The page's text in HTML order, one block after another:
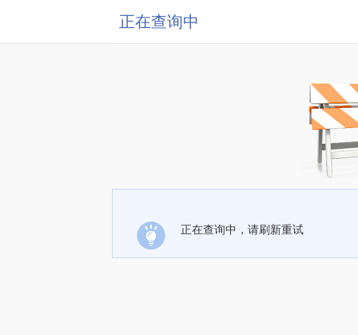
正在查询中
正在查询中，请刷新重试